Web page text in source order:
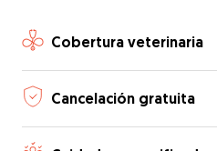
Cobertura veterinaria
Cancelación gratuita